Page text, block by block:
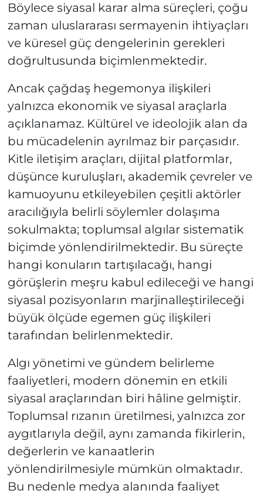
Böylece siyasal karar alma süreçleri, çoğu
zaman uluslararası sermayenin ihtiyaçları
ve küresel güç dengelerinin gerekleri
doğrultusunda biçimlenmektedir.
Ancak çağdaş hegemonya ilişkileri
yalnızca ekonomik ve siyasal araçlarla
açıklanamaz. Kültürel ve ideolojik alan da
bu mücadelenin ayrılmaz bir parçasıdır.
Kitle iletişim araçları, dijital platformlar,
düşünce kuruluşları, akademik çevreler ve
kamuoyunu etkileyebilen çeşitli aktörler
aracılığıyla belirli söylemler dolaşıma
sokulmakta; toplumsal algılar sistematik
biçimde yönlendirilmektedir. Bu süreçte
hangi konuların tartışılacağı, hangi
görüşlerin meşru kabul edileceği ve hangi
siyasal pozisyonların marjinalleştirileceği
büyük ölçüde egemen güç ilişkileri
tarafından belirlenmektedir.
Algı yönetimi ve gündem belirleme
faaliyetleri, modern dönemin en etkili
siyasal araçlarından biri hâline gelmiştir.
Toplumsal rızanın üretilmesi, yalnızca zor
aygıtlarıyla değil, aynı zamanda fikirlerin,
değerlerin ve kanaatlerin
yönlendirilmesiyle mümkün olmaktadır.
Bu nedenle medya alanında faaliyet